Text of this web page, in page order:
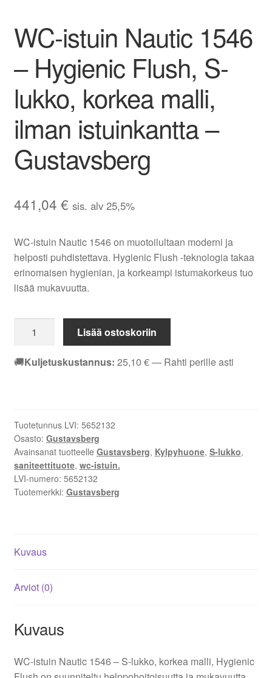
WC-istuin Nautic 1546
– Hygienic Flush, S-
lukko, korkea malli,
ilman istuinkantta –
Gustavsberg
441,04 € sis. alv 25,5%
WC-istuin Nautic 1546 on muotoilultaan moderni ja
helposti puhdistettava. Hygienic Flush -teknologia takaa
erinomaisen hygienian, ja korkeampi istumakorkeus tuo
lisää mukavuutta.
istuin
Nautic
S-
lukko,
korkea
malli,
ilman
määrä
Lisää ostoskoriin
🚚Kuljetuskustannus: 25,10 €— Rahti perille asti
Tuotetunnus LVI: 5652132
Osasto: Gustavsberg
Avainsanat tuotteelle Gustavsberg, Kylpyhuone, S-lukko,
saniteettituote, wc-istuin.
LVI-numero: 5652132
Tuotemerkki: Gustavsberg
Kuvaus
Arviot (0)
Kuvaus
WC-istuin Nautic 1546 – S-lukko, korkea malli, Hygienic